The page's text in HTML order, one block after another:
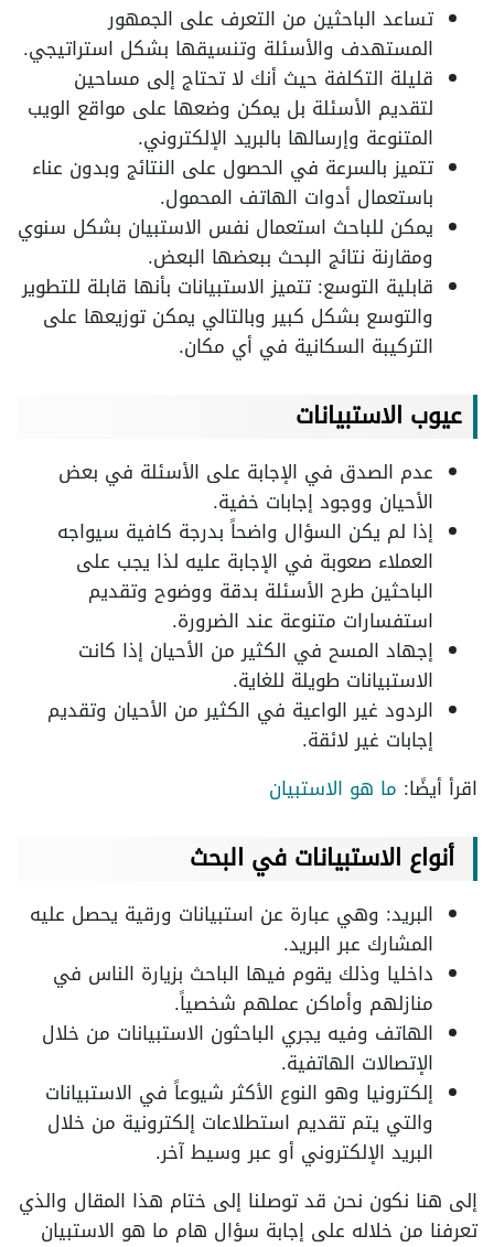
تساعد الباحثين من التعرف على الجمهور
المستهدف والأسئلة وتنسيقها بشكل استراتيجي.
قليلة التكلفة حيث أنك لا تحتاج إلى مساحين
لتقديم الأسئلة بل يمكن وضعها على مواقع الويب
المتنوعة وإرسالها بالبريد الإلكتروني.
تتميز بالسرعة في الحصول على النتائج وبدون عناء
باستعمال أدوات الهاتف المحمول.
يمكن للباحث استعمال نفس الاستبيان بشكل سنوي
ومقارنة نتائج البحث ببعضها البعض.
قابلية التوسع: تتميز الاستبيانات بأنها قابلة للتطوير
والتوسع بشكل كبير وبالتالي يمكن توزيعها على
التركيبة السكانية في أي مكان.
عيوب الاستبيانات
عدم الصدق في الإجابة على الأسئلة في بعض
الأحيان ووجود إجابات خفية.
إذا لم يكن السؤال واضحاً بدرجة كافية سيواجه
العملاء صعوبة في الإجابة عليه لذا يجب على
الباحثين طرح الأسئلة بدقة ووضوح وتقديم
استفسارات متنوعة عند الضرورة.
إجهاد المسح في الكثير من الأحيان إذا كانت
الاستبيانات طويلة للغاية.
الردود غير الواعية في الكثير من الأحيان وتقديم
إجابات غير لائقة.
اقرأ أيضًا: ما هو الاستبيان
أنواع الاستبيانات في البحث
البريد: وهي عبارة عن استبيانات ورقية يحصل عليه
المشارك عبر البريد.
داخليا وذلك يقوم فيها الباحث بزيارة الناس في
منازلهم وأماكن عملهم شخصياً.
الهاتف وفيه يجري الباحثون الاستبيانات من خلال
الإتصالات الهاتفية.
إلكترونيا وهو النوع الأكثر شيوعاً في الاستبيانات
والتي يتم تقديم استطلاعات إلكترونية من خلال
البريد الإلكتروني أو عبر وسيط آخر.
إلى هنا نكون نحن قد توصلنا إلى ختام هذا المقال والذي
تعرفنا من خلاله على إجابة سؤال هام ما هو الاستبيان